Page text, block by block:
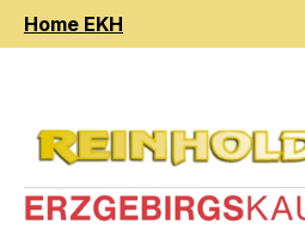
Hauptinhalt springen
Zur Suche springen
Zur Hauptnavigation springen
Home EKH